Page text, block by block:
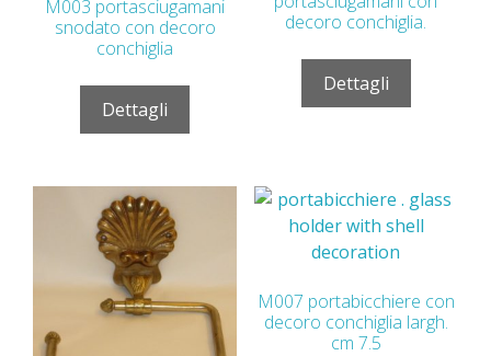
M003 portasciugamani
snodato con decoro
conchiglia
Dettagli
decoro conchiglia.
Dettagli
M007 portabicchiere con
decoro conchiglia largh.
cm 7.5